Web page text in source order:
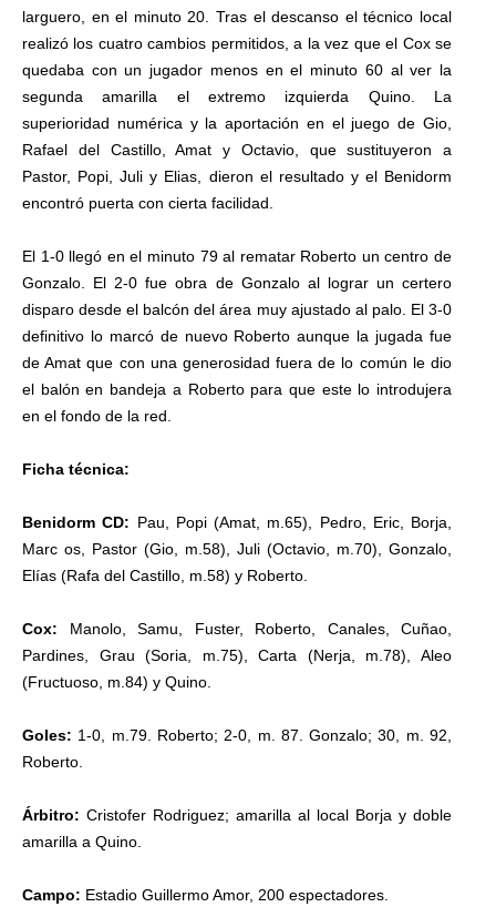
larguero, en el minuto 20. Tras el descanso el técnico local
realizó los cuatro cambios permitidos, a la vez que el Cox se
quedaba con un jugador menos en el minuto 60 al ver la
segunda amarilla el extremo izquierda Quino. La
superioridad numérica y la aportación en el juego de Gio,
Rafael del Castillo, Amat y Octavio, que sustituyeron a
Pastor, Popi, Juli y Elias, dieron el resultado y el Benidorm
encontró puerta con cierta facilidad.
El 1-0 llegó en el minuto 79 al rematar Roberto un centro de
Gonzalo. El 2-0 fue obra de Gonzalo al lograr un certero
disparo desde el balcón del área muy ajustado al palo. El 3-0
definitivo lo marcó de nuevo Roberto aunque la jugada fue
de Amat que con una generosidad fuera de lo común le dio
el balón en bandeja a Roberto para que este lo introdujera
en el fondo de la red.
Ficha técnica:
Benidorm CD: Pau, Popi (Amat, m.65), Pedro, Eric, Borja,
Marc os, Pastor (Gio, m.58), Juli (Octavio, m.70), Gonzalo,
Elías (Rafa del Castillo, m.58) y Roberto.
Cox: Manolo, Samu, Fuster, Roberto, Canales, Cuñao,
Pardines, Grau (Soria, m.75), Carta (Nerja, m.78), Aleo
(Fructuoso, m.84) y Quino.
Goles: 1-0, m.79. Roberto; 2-0, m. 87. Gonzalo; 30, m. 92,
Roberto.
Árbitro: Cristofer Rodriguez; amarilla al local Borja y doble
amarilla a Quino.
Campo: Estadio Guillermo Amor, 200 espectadores.